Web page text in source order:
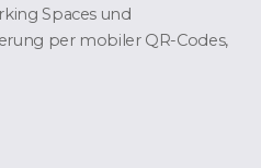
Spaces und
per mobiler QR-Codes,